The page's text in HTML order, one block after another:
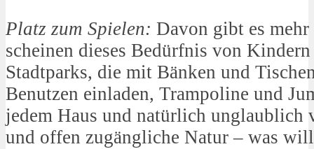
Platz zum Spielen: Davon gibt es
scheinen dieses Bedürfnis von
Stadtparks, die mit Bänken und
Benutzen einladen, Trampoline und
jedem Haus und natürlich unglaublich
und offen zugängliche Natur – was